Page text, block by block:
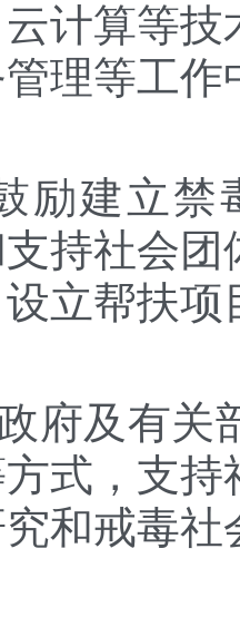
计算等
理等工
励建立禁
持社会
立帮扶
府及有关
式，支
和戒毒